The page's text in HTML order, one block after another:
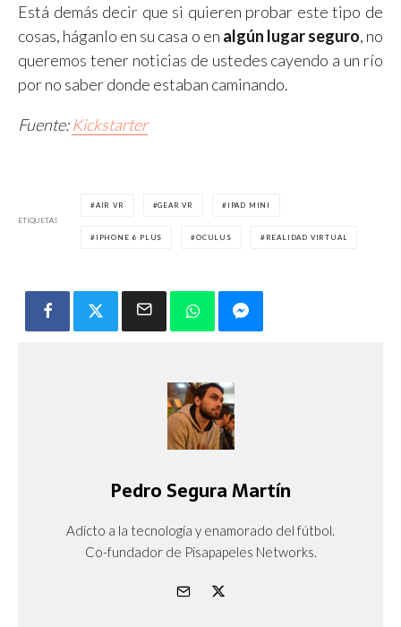
Está demás decir que si quieren probar este tipo de
cosas, háganlo en su casa o en algún lugar seguro, no
queremos tener noticias de ustedes cayendo a un río
por no saber donde estaban caminando.
Fuente:Kickstarter
ETIQUETAS
AIR VR GEAR VR IPAD MINI
IPHONE 6 PLUS OCULUS REALIDAD VIRTUAL
Pedro Segura Martín
Adicto a la tecnología y enamorado del fútbol.
Co-fundador de Pisapapeles Networks.